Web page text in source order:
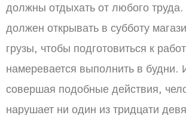
должны отдыхать от любого
должен открывать в субботу
грузы, чтобы подготовиться к
намеревается выполнить в будни.
совершая подобные действия,
нарушает ни один из тридцати